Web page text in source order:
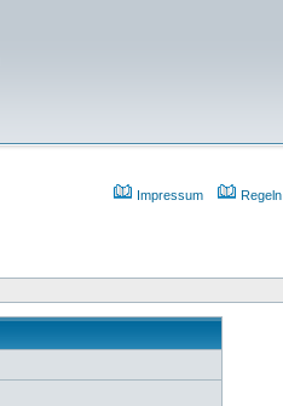
Impressum
Regeln